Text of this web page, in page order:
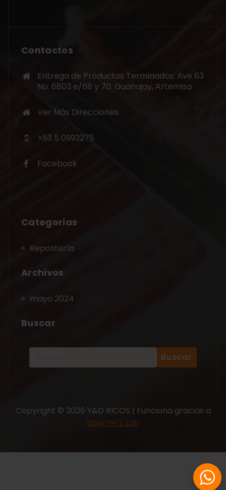
Contactos
Entrega de Productos Terminados: Ave 63
No. 6803 e/68 y 70. Guanajay, Artemisa
Ver Más Direcciones
+53 5 0993275
Facebook
Categorias
Repostería
Archivos
mayo 2024
Buscar
Copyright © 2026 Y&D RICOS | Funciona gracias a
Squirrel´s Lab